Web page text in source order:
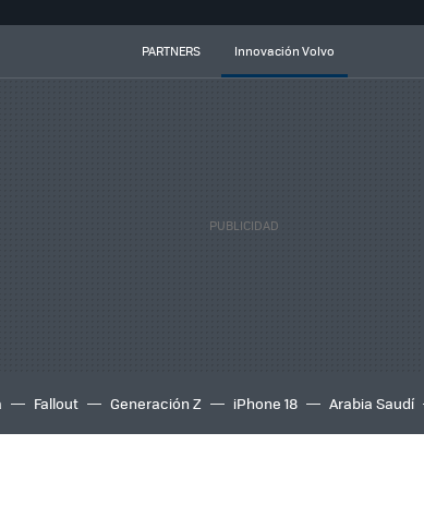
PARTNERS Innovación Volvo
Fallout Generación Z iPhone 18 Arabia Saudí